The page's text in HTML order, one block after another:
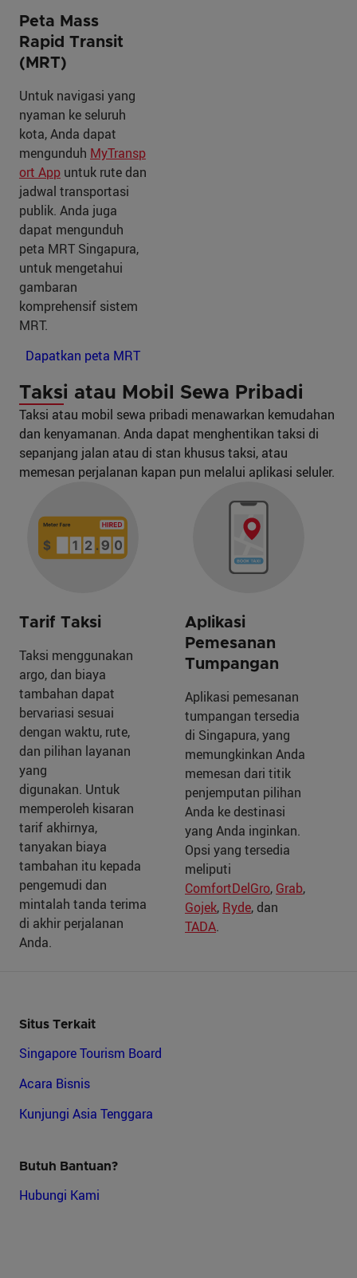
Peta Mass
Rapid Transit
(MRT)
Untuk navigasi yang
nyaman ke seluruh
kota, Anda dapat
mengunduh MyTransp
ort App untuk rute dan
jadwal transportasi
publik. Anda juga
dapat mengunduh
peta MRT Singapura,
untuk mengetahui
gambaran
komprehensif sistem
MRT.
Dapatkan peta MRT
Taksi atau Mobil Sewa Pribadi
Taksi atau mobil sewa pribadi menawarkan kemudahan
dan kenyamanan. Anda dapat menghentikan taksi di
sepanjang jalan atau di stan khusus taksi, atau
memesan perjalanan kapan pun melalui aplikasi seluler.
Tarif Taksi
Taksi menggunakan
argo, dan biaya
tambahan dapat
bervariasi sesuai
dengan waktu, rute,
dan pilihan layanan
yang
digunakan. Untuk
memperoleh kisaran
tarif akhirnya,
tanyakan biaya
tambahan itu kepada
pengemudi dan
mintalah tanda terima
di akhir perjalanan
Anda.
Aplikasi
Pemesanan
Tumpangan
Aplikasi pemesanan
tumpangan tersedia
di Singapura, yang
memungkinkan Anda
memesan dari titik
penjemputan pilihan
Anda ke destinasi
yang Anda inginkan.
Opsi yang tersedia
meliputi
ComfortDelGro, Grab,
Gojek, Ryde, dan
TADA.
Situs Terkait
Singapore Tourism Board
Acara Bisnis
Kunjungi Asia Tenggara
Butuh Bantuan?
Hubungi Kami